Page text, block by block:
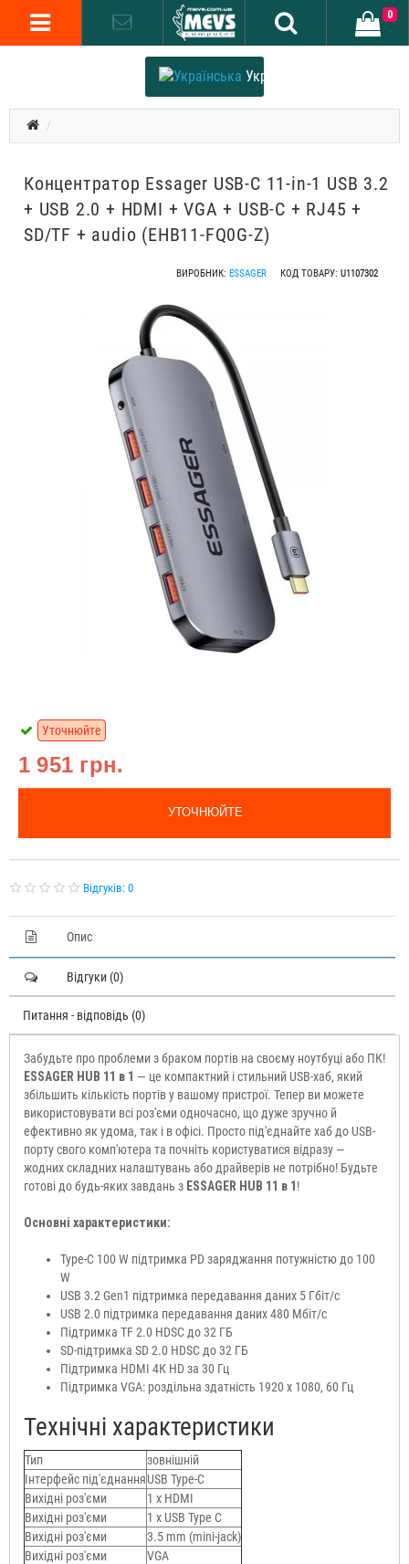
Українська
0
Концентратор Essager USB-C 11-in-1 USB 3.2
+ USB 2.0 + HDMI + VGA + USB-C + RJ45 +
SD/TF + audio (EHB11-FQ0G-Z)
ВИРОБНИК: ESSAGER КОД ТОВАРУ: U1107302
1 951 грн.
Уточнюйте
УТОЧНЮЙТЕ
Відгуків: 0
Опис
Відгуки (0)
Питання - відповідь (0)
Забудьте про проблеми з браком портів на своєму ноутбуці або ПК!
ESSAGER HUB 11 в 1 — це компактний і стильний USB-хаб, який
збільшить кількість портів у вашому пристрої. Тепер ви можете
використовувати всі роз'єми одночасно, що дуже зручно й
ефективно як удома, так і в офісі. Просто під'єднайте хаб до USB-
порту свого комп'ютера та почніть користуватися відразу —
жодних складних налаштувань або драйверів не потрібно! Будьте
готові до будь-яких завдань з ESSAGER HUB 11 в 1 !
Основні характеристики:
Type-C 100 W підтримка PD заряджання потужністю до 100
W
USB 3.2 Gen1 підтримка передавання даних 5 Гбіт/с
USB 2.0 підтримка передавання даних 480 Мбіт/с
Підтримка TF 2.0 HDSC до 32 ГБ
SD-підтримка SD 2.0 HDSC до 32 ГБ
Підтримка HDMI 4К HD за 30 Гц
Підтримка VGA: роздільна здатність 1920 x 1080, 60 Гц
Технічні характеристики
Тип
зовнішній
Інтерфейс під'єднанняUSB Type-C
Вихідні роз'єми
1 x HDMI
Вихідні роз'єми
1 x USB Type C
Вихідні роз'єми
3.5 mm (mini-jack)
Вихідні роз'єми
VGA